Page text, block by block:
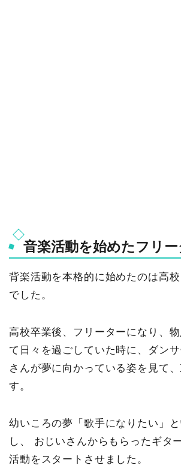
音楽活動を始めたフリ
背楽活動を本格的に始めたのは高
でした。
高校卒業後、フリーターになり、
て日々を過ごしていた時に、ダン
さんが夢に向かっている姿を見て
す。
幼いころの夢「歌手になりたい」
し、 おじいさんからもらったギタ
活動をスタートさせました。